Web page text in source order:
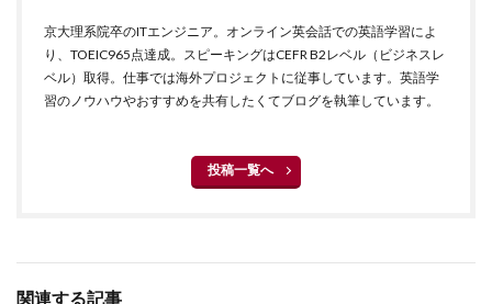
京大理系院卒のITエンジニア。オンライン英会話での英語学習によ
り、TOEIC965点達成。スピーキングはCEFR B2レベル（ビジネスレ
ベル）取得。仕事では海外プロジェクトに従事しています。英語学
習のノウハウやおすすめを共有したくてブログを執筆しています。
投稿一覧へ
関連する記事